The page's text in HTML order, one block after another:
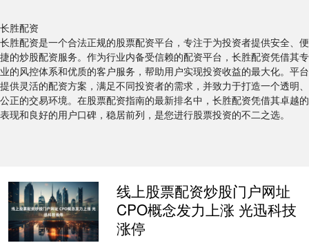
长胜配资
长胜配资是一个合法正规的股票配资平台，专注于为投资者提供安全、便
捷的炒股配资服务。作为行业内备受信赖的配资平台，长胜配资凭借其专
业的风控体系和优质的客户服务，帮助用户实现投资收益的最大化。平台
提供灵活的配资方案，满足不同投资者的需求，并致力于打造一个透明、
公正的交易环境。在股票配资指南的最新排名中，长胜配资凭借其卓越的
表现和良好的用户口碑，稳居前列，是您进行股票投资的不二之选。
线上股票配资炒股门户网址
CPO概念发力上涨 光迅科技
涨停